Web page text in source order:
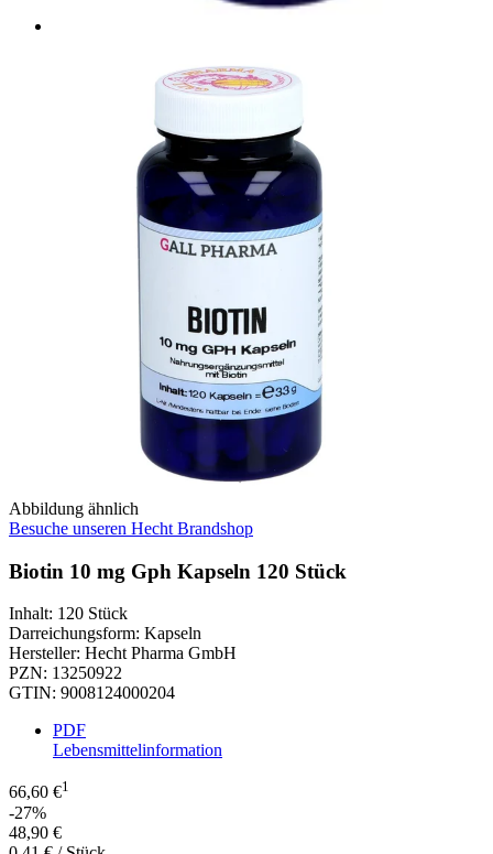
Abbildung ähnlich
Besuche unseren Hecht Brandshop
Biotin 10 mg Gph Kapseln 120 Stück
Inhalt: 120 Stück
Darreichungsform: Kapseln
Hersteller: Hecht Pharma GmbH
PZN: 13250922
GTIN: 9008124000204
PDF
Lebensmittelinformation
66,60 €1
-27%
48,90 €